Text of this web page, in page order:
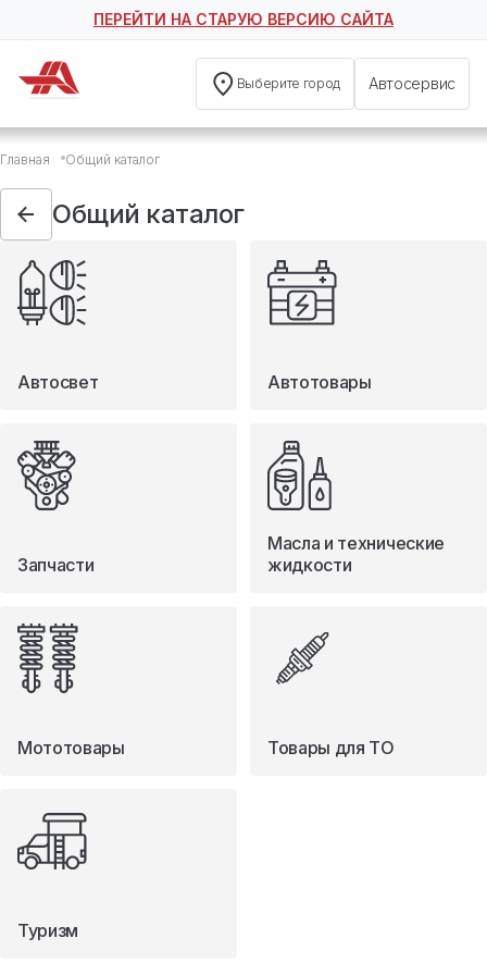
ПЕРЕЙТИ НА СТАРУЮ ВЕРСИЮ САЙТА
Выберите город Автосервис
Общий каталог
Автосвет
Автотовары
Запчасти
Масла и технические жидкости
Мототовары
Туризм
Главная Общий каталог
Общий каталог
Автосвет Автотовары
Запчасти
Масла и технические
жидкости
Мототовары Товары для ТО
Туризм